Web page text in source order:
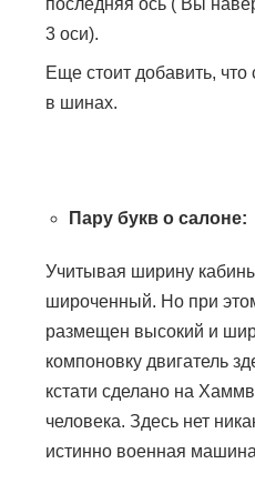
3 оси).
Еще стоит добавить,
в шинах.
Пару букв о салоне:
Учитывая ширину
широченный. Но при
размещен высокий и
компоновку двигатель
кстати сделано на
человека. Здесь нет
истинно военная